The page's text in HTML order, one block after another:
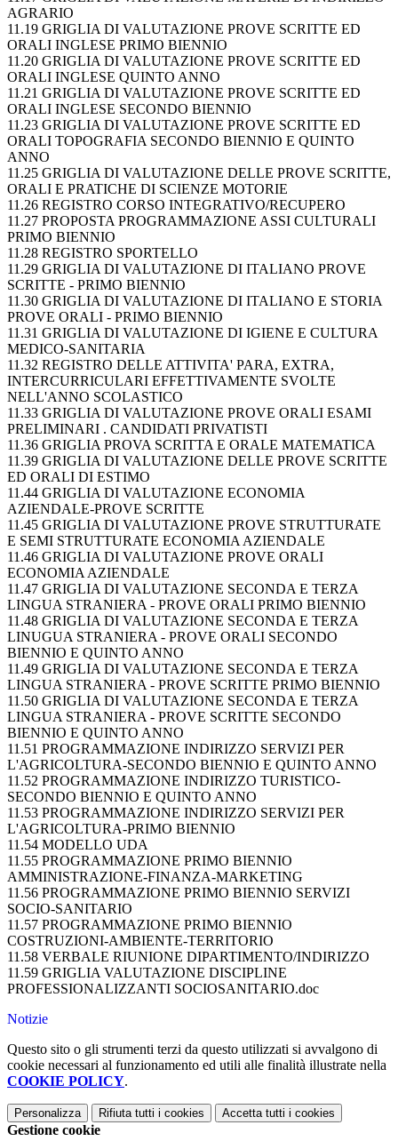
AGRARIO
11.19 GRIGLIA DI VALUTAZIONE PROVE SCRITTE ED
ORALI INGLESE PRIMO BIENNIO
11.20 GRIGLIA DI VALUTAZIONE PROVE SCRITTE ED
ORALI INGLESE QUINTO ANNO
11.21 GRIGLIA DI VALUTAZIONE PROVE SCRITTE ED
ORALI INGLESE SECONDO BIENNIO
11.23 GRIGLIA DI VALUTAZIONE PROVE SCRITTE ED
ORALI TOPOGRAFIA SECONDO BIENNIO E QUINTO
ANNO
11.25 GRIGLIA DI VALUTAZIONE DELLE PROVE SCRITTE,
ORALI E PRATICHE DI SCIENZE MOTORIE
11.26 REGISTRO CORSO INTEGRATIVO/RECUPERO
11.27 PROPOSTA PROGRAMMAZIONE ASSI CULTURALI
PRIMO BIENNIO
11.28 REGISTRO SPORTELLO
11.29 GRIGLIA DI VALUTAZIONE DI ITALIANO PROVE
SCRITTE - PRIMO BIENNIO
11.30 GRIGLIA DI VALUTAZIONE DI ITALIANO E STORIA
PROVE ORALI - PRIMO BIENNIO
11.31 GRIGLIA DI VALUTAZIONE DI IGIENE E CULTURA
MEDICO-SANITARIA
11.32 REGISTRO DELLE ATTIVITA' PARA, EXTRA,
INTERCURRICULARI EFFETTIVAMENTE SVOLTE
NELL'ANNO SCOLASTICO
11.33 GRIGLIA DI VALUTAZIONE PROVE ORALI ESAMI
PRELIMINARI . CANDIDATI PRIVATISTI
11.36 GRIGLIA PROVA SCRITTA E ORALE MATEMATICA
11.39 GRIGLIA DI VALUTAZIONE DELLE PROVE SCRITTE
ED ORALI DI ESTIMO
11.44 GRIGLIA DI VALUTAZIONE ECONOMIA
AZIENDALE-PROVE SCRITTE
11.45 GRIGLIA DI VALUTAZIONE PROVE STRUTTURATE
E SEMI STRUTTURATE ECONOMIA AZIENDALE
11.46 GRIGLIA DI VALUTAZIONE PROVE ORALI
ECONOMIA AZIENDALE
11.47 GRIGLIA DI VALUTAZIONE SECONDA E TERZA
LINGUA STRANIERA - PROVE ORALI PRIMO BIENNIO
11.48 GRIGLIA DI VALUTAZIONE SECONDA E TERZA
LINUGUA STRANIERA - PROVE ORALI SECONDO
BIENNIO E QUINTO ANNO
11.49 GRIGLIA DI VALUTAZIONE SECONDA E TERZA
LINGUA STRANIERA - PROVE SCRITTE PRIMO BIENNIO
11.50 GRIGLIA DI VALUTAZIONE SECONDA E TERZA
LINGUA STRANIERA - PROVE SCRITTE SECONDO
BIENNIO E QUINTO ANNO
11.51 PROGRAMMAZIONE INDIRIZZO SERVIZI PER
L'AGRICOLTURA-SECONDO BIENNIO E QUINTO ANNO
11.52 PROGRAMMAZIONE INDIRIZZO TURISTICO-
SECONDO BIENNIO E QUINTO ANNO
11.53 PROGRAMMAZIONE INDIRIZZO SERVIZI PER
L'AGRICOLTURA-PRIMO BIENNIO
11.54 MODELLO UDA
11.55 PROGRAMMAZIONE PRIMO BIENNIO
AMMINISTRAZIONE-FINANZA-MARKETING
11.56 PROGRAMMAZIONE PRIMO BIENNIO SERVIZI
SOCIO-SANITARIO
11.57 PROGRAMMAZIONE PRIMO BIENNIO
COSTRUZIONI-AMBIENTE-TERRITORIO
11.58 VERBALE RIUNIONE DIPARTIMENTO/INDIRIZZO
11.59 GRIGLIA VALUTAZIONE DISCIPLINE
PROFESSIONALIZZANTI SOCIOSANITARIO.doc
Notizie
Questo sito o gli strumenti terzi da questo utilizzati si avvalgono di
cookie necessari al funzionamento ed utili alle finalità illustrate nella
COOKIE POLICY.
Personalizza Rifiuta tutti i cookies Accetta tutti i cookies
Gestione cookie